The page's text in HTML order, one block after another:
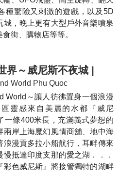
種驚險又刺激的遊戲，以及5D
城，晚上更有大型戶外音樂噴泉
街、購物店等等。
界～ 威尼斯不夜城 |
World Phu Quoc
World～讓人彷彿置身一個浪漫
靈感來自美麗的水都『威尼
一條400米長，充滿義式夢想的
兩岸上海魔幻風情商舖、地中海
浪漫貢多拉小船航行，耳畔傳來
慢抵達印度支那的愛之湖．．．
彩色威尼斯』將接管獨特的湖畔